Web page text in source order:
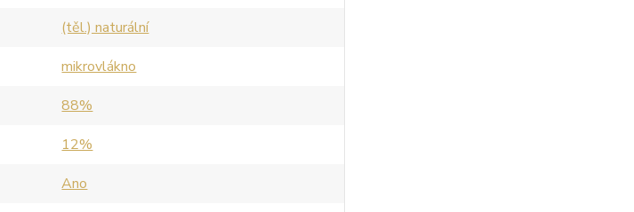
(těl.) naturální
mikrovlákno
88%
12%
Ano